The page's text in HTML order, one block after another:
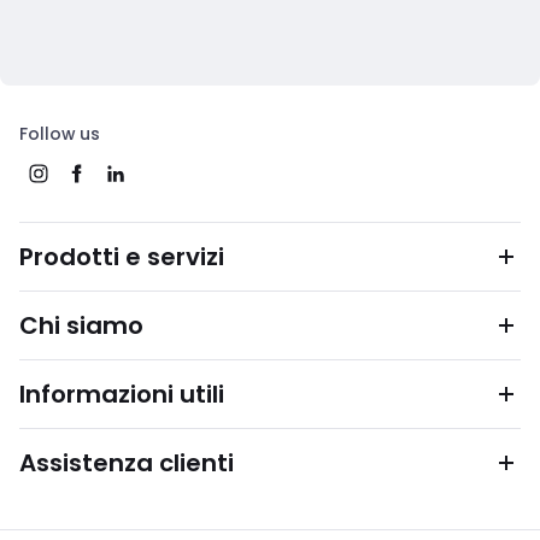
Follow us
Prodotti e servizi
Chi siamo
Informazioni utili
Assistenza clienti